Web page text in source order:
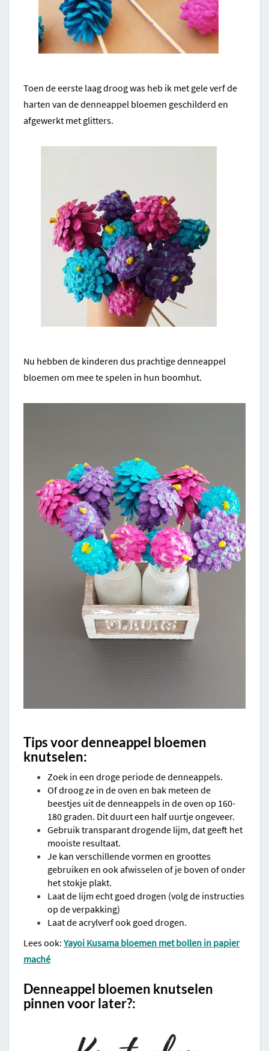
Toen de eerste laag droog was heb ik met gele verf de
harten van de denneappel bloemen geschilderd en
afgewerkt met glitters.
Nu hebben de kinderen dus prachtige denneappel
bloemen om mee te spelen in hun boomhut.
Tips voor denneappel bloemen
knutselen:
Zoek in een droge periode de denneappels.
Of droog ze in de oven en bak meteen de
beestjes uit de denneappels in de oven op 160-
180 graden. Dit duurt een half uurtje ongeveer.
Gebruik transparant drogende lijm, dat geeft het
mooiste resultaat.
Je kan verschillende vormen en groottes
gebruiken en ook afwisselen of je boven of onder
het stokje plakt.
Laat de lijm echt goed drogen (volg de instructies
op de verpakking)
Laat de acrylverf ook goed drogen.
Lees ook: Yayoi Kusama bloemen met bollen in papier
maché
Denneappel bloemen knutselen
pinnen voor later?: